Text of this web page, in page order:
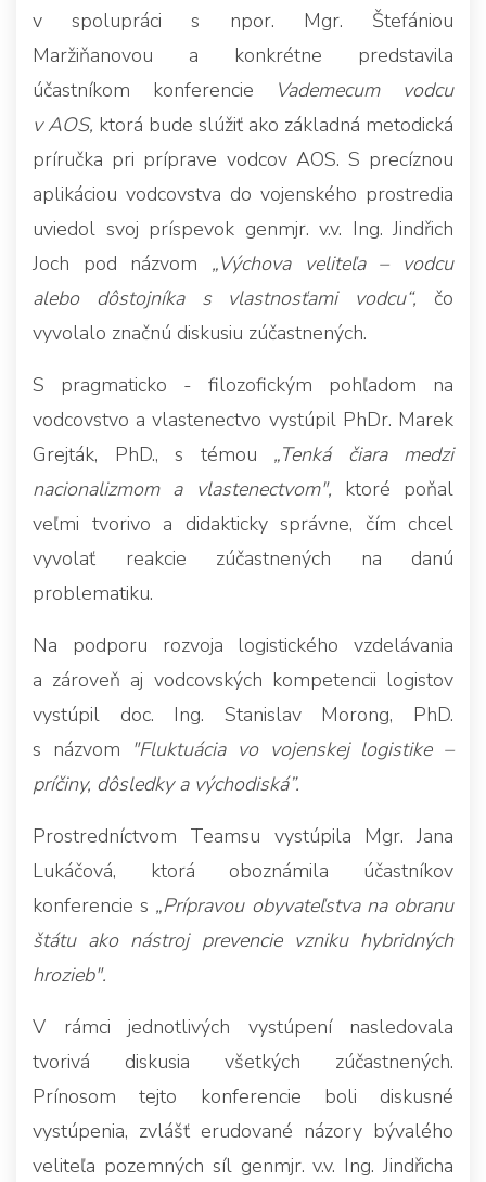
v spolupráci s npor. Mgr. Štefániou
Maržiňanovou a konkrétne predstavila
účastníkom konferencie
Vademecum vodcu
v AOS, ktorá bude slúžiť ako základná metodická
príručka pri príprave vodcov AOS. S precíznou
aplikáciou vodcovstva do vojenského prostredia
uviedol svoj príspevok genmjr. v.v. Ing. Jindřich
Joch pod názvom „Výchova veliteľa – vodcu
alebo dôstojníka s vlastnosťami vodcu“, čo
vyvolalo značnú diskusiu zúčastnených.
S pragmaticko - filozofickým pohľadom na
vodcovstvo a vlastenectvo vystúpil PhDr. Marek
Grejták, PhD., s témou „Tenká čiara medzi
nacionalizmom a vlastenectvom", ktoré poňal
veľmi tvorivo a didakticky správne, čím chcel
vyvolať reakcie zúčastnených na danú
problematiku.
Na podporu rozvoja logistického vzdelávania
a zároveň aj vodcovských kompetencii logistov
vystúpil doc. Ing. Stanislav Morong, PhD.
s názvom "Fluktuácia vo vojenskej logistike –
príčiny, dôsledky a východiská”.
Prostredníctvom Teamsu vystúpila Mgr. Jana
Lukáčová, ktorá oboznámila účastníkov
konferencie s „Prípravou obyvateľstva na obranu
štátu ako nástroj prevencie vzniku hybridných
hrozieb".
V rámci jednotlivých vystúpení nasledovala
tvorivá diskusia všetkých zúčastnených.
Prínosom tejto konferencie boli diskusné
vystúpenia, zvlášť erudované názory bývalého
veliteľa pozemných síl genmjr. v.v. Ing. Jindřicha